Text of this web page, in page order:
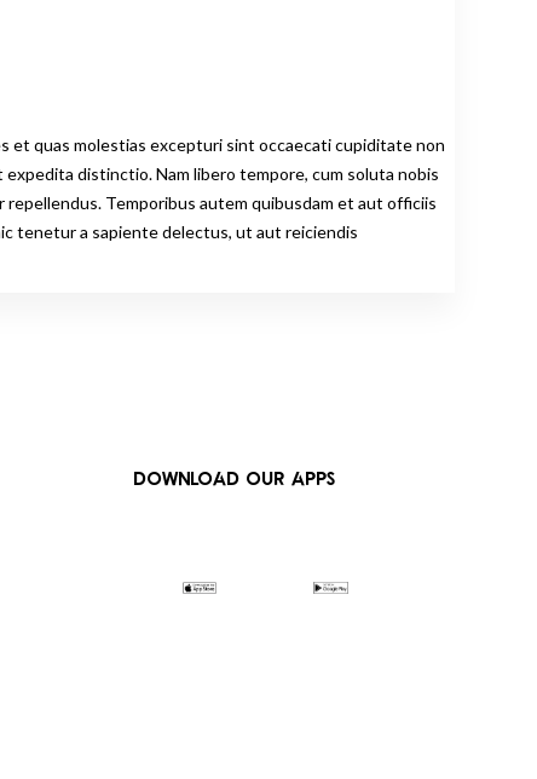
et quas molestias excepturi sint occaecati cupiditate non
distinctio. Nam libero tempore, cum soluta nobis
Temporibus autem quibusdam et aut officiis
tenetur a sapiente delectus, ut aut reiciendis
DOWNLOAD OUR APPS